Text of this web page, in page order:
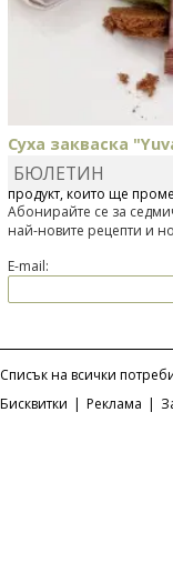
Суха закваска
Отскоро Лесафр
продукт, който ще
БЮЛЕТИН
Абонирайте се за
най-новите рецепти и
E-mail:
Списък на всички
Бисквитки | Реклама |